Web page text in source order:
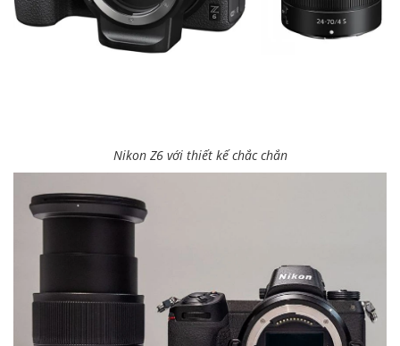
Nikon Z6 với thiết kế chắc chắn